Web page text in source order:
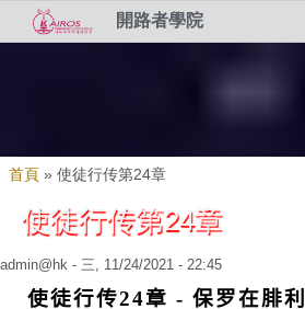
移至主內容
Skip to search
開路者學院
您在這裡
首頁 »使徒行传第24章
使徒行传第24章
admin@hk - 三, 11/24/2021 - 22:45
使徒行传24章 - 保罗在腓